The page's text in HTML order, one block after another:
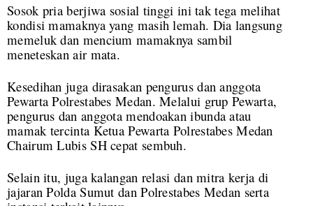
Sosok pria berjiwa sosial tinggi ini tak tega melihat
kondisi mamaknya yang masih lemah. Dia langsung
memeluk dan mencium mamaknya sambil
meneteskan air mata.
Kesedihan juga dirasakan pengurus dan anggota
Pewarta Polrestabes Medan. Melalui grup Pewarta,
pengurus dan anggota mendoakan ibunda atau
mamak tercinta Ketua Pewarta Polrestabes Medan
Chairum Lubis SH cepat sembuh.
Selain itu, juga kalangan relasi dan mitra kerja di
jajaran Polda Sumut dan Polrestabes Medan serta